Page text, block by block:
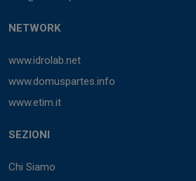
NETWORK
www.idrolab.net
www.domuspartes.info
www.etim.it
SEZIONI
Chi Siamo